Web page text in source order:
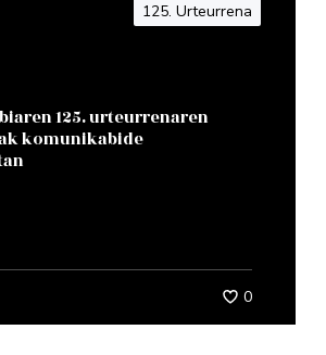
125. Urteurrena
125. urteurrenaren
komunikabide
0